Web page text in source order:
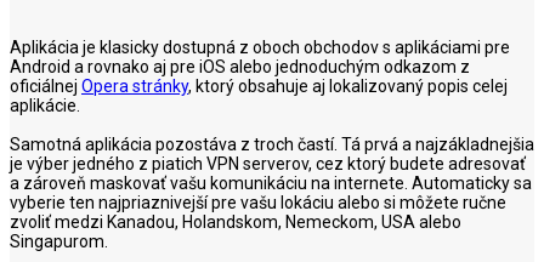
Aplikácia je klasicky dostupná z oboch obchodov s aplikáciami pre
Android a rovnako aj pre iOS alebo jednoduchým odkazom z
oficiálnej Opera stránky, ktorý obsahuje aj lokalizovaný popis celej
aplikácie.
Samotná aplikácia pozostáva z troch častí. Tá prvá a najzákladnejšia
je výber jedného z piatich VPN serverov, cez ktorý budete adresovať
a zároveň maskovať vašu komunikáciu na internete. Automaticky sa
vyberie ten najpriaznivejší pre vašu lokáciu alebo si môžete ručne
zvoliť medzi Kanadou, Holandskom, Nemeckom, USA alebo
Singapurom.